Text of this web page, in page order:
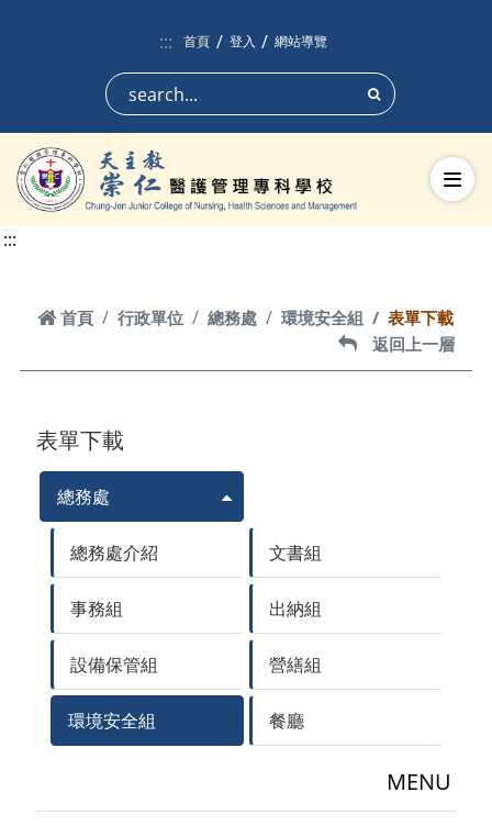
:::
首頁 登入 網站導覽
搜尋
切換
:::
首頁
首頁 行政單位 總務處 環境安全組 表單下載
返回上一層
返回上一層
表單下載
總務處
總務處介紹 文書組
事務組 出納組
設備保管組 營繕組
環境安全組 餐廳
MENU